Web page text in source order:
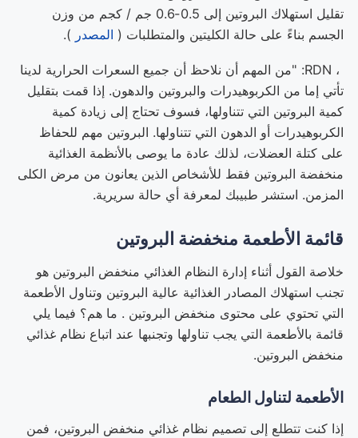
تقليل استهلاك البروتين إلى 0.5-0.6 جم / كجم من وزن
الجسم بناءً على حالة الكليتين والمتطلبات ( المصدر ).
، RDN: "من المهم أن نلاحظ أن جميع السعرات الحرارية لدينا
تأتي إما من الكربوهيدرات والبروتين والدهون. إذا قمت بتقليل
كمية البروتين التي تتناولها، فسوف تحتاج إلى زيادة كمية
الكربوهيدرات أو الدهون التي تتناولها. البروتين مهم للحفاظ
على كتلة العضلات، لذلك عادة ما يوصى بالأنظمة الغذائية
منخفضة البروتين فقط للأشخاص الذين يعانون من مرض الكلى
المزمن. استشر طبيبك لمعرفة أي حالة سريرية.
قائمة الأطعمة منخفضة البروتين
خلاصة القول أثناء إدارة النظام الغذائي منخفض البروتين هو
تجنب استهلاك المصادر الغذائية عالية البروتين وتناول الأطعمة
التي تحتوي على محتوى منخفض البروتين . ما هم؟ فيما يلي
قائمة بالأطعمة التي يجب تناولها وتجنبها عند اتباع نظام غذائي
منخفض البروتين.
الأطعمة لتناول الطعام
إذا كنت تتطلع إلى تصميم نظام غذائي منخفض البروتين، فمن